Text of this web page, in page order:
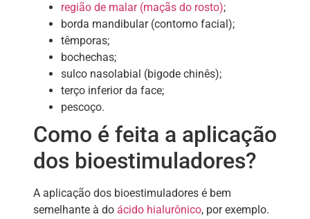
região de malar (maçãs do rosto);
borda mandibular (contorno facial);
têmporas;
bochechas;
sulco nasolabial (bigode chinês);
terço inferior da face;
pescoço.
Como é feita a aplicação
dos bioestimuladores?
A aplicação dos bioestimuladores é bem
semelhante à do ácido hialurônico, por exemplo.